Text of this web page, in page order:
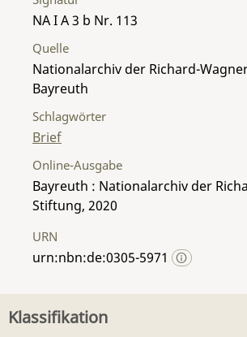
NA I A 3 b Nr. 113
Quelle
Nationalarchiv der Richard-
Bayreuth
Schlagwörter
Brief
Online-Ausgabe
Bayreuth : Nationalarchiv der
Stiftung, 2020
URN
urn:nbn:de:0305-5971
Klassifikation